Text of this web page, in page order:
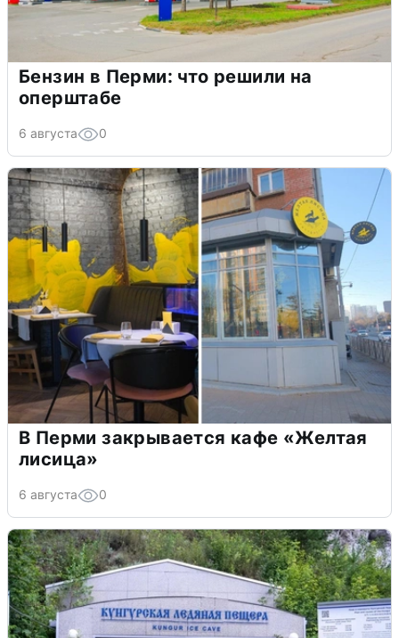
Бензин в Перми: что решили на
оперштабе
6 августа 0
В Перми закрывается кафе «Желтая
лисица»
6 августа 0